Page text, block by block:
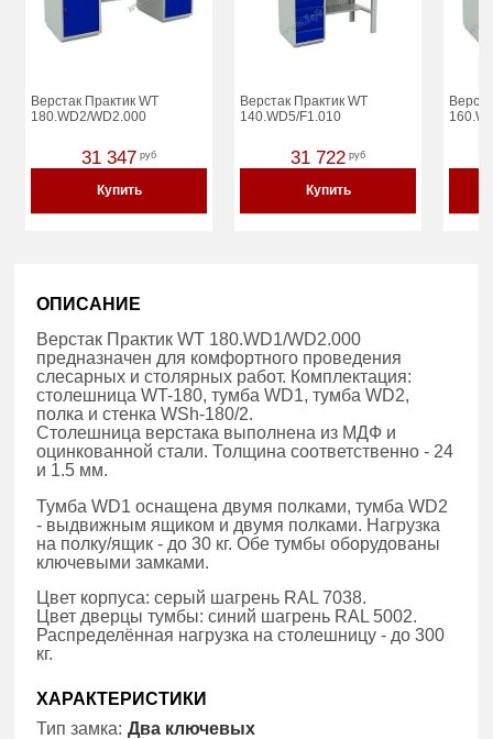
Верстак Практик WT
180.WD2/WD2.000
31 347 руб
Купить
Верстак Практик WT
140.WD5/F1.010
31 722 руб
Купить
ОПИСАНИЕ
Верстак Практик WT 180.WD1/WD2.000
предназначен для комфортного проведения
слесарных и столярных работ. Комплектация:
столешница WT-180, тумба WD1, тумба WD2,
полка и стенка WSh-180/2.
Столешница верстака выполнена из МДФ и
оцинкованной стали. Толщина соответственно - 24
и 1.5 мм.
Тумба WD1 оснащена двумя полками, тумба WD2
- выдвижным ящиком и двумя полками. Нагрузка
на полку/ящик - до 30 кг. Обе тумбы оборудованы
ключевыми замками.
Цвет корпуса: серый шагрень RAL 7038.
Цвет дверцы тумбы: синий шагрень RAL 5002.
Распределённая нагрузка на столешницу - до 300
кг.
ХАРАКТЕРИСТИКИ
Тип замка: Два ключевых